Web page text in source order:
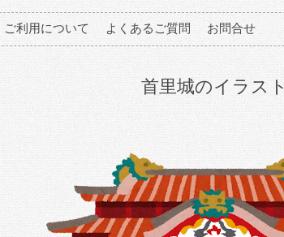
ご利用について よくあるご質問 お問合せ
首里城のイラスト